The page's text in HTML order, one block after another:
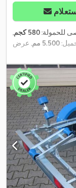
للحمولة:580 كجم
,
5.500 مم
, عرض
معدات:ونش كابل ,